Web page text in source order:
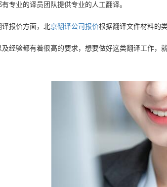
专业的译员团队提供专业的人工翻译。
译报价方面，北京翻译公司报价根据翻译文件材料的
经验都有着很高的要求，想要做好这类翻译工作，